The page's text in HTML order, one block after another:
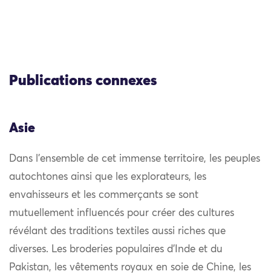
Publications connexes
Asie
Dans l’ensemble de cet immense territoire, les peuples
autochtones ainsi que les explorateurs, les
envahisseurs et les commerçants se sont
mutuellement influencés pour créer des cultures
révélant des traditions textiles aussi riches que
diverses. Les broderies populaires d’Inde et du
Pakistan, les vêtements royaux en soie de Chine, les